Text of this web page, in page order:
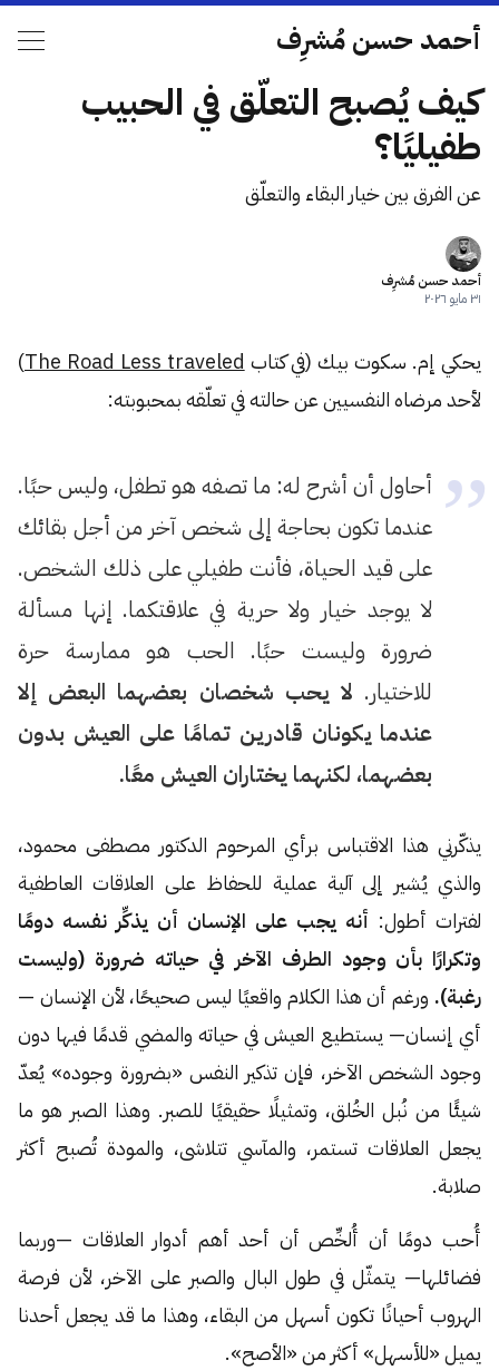
أحمد حسن مُشرِف
كيف يُصبح التعلّق في الحبيب
طفيليًا؟
عن الفرق بين خيار البقاء والتعلّق
أحمد حسن مُشرِف
٣١ مايو ٢٠٢٦
يحكي إم. سكوت بيك (في كتاب The Road Less traveled
)
لأحد مرضاه النفسيين عن حالته في تعلّقه بمحبوبته:
أحاول أن أشرح له: ما تصفه هو تطفل، وليس حبًا.
عندما تكون بحاجة إلى شخص آخر من أجل بقائك
على قيد الحياة، فأنت طفيلي على ذلك الشخص.
لا يوجد خيار ولا حرية في علاقتكما. إنها مسألة
ضرورة وليست حبًا. الحب هو ممارسة حرة
للاختيار. لا يحب شخصان بعضهما البعض إلا
عندما يكونان قادرين تمامًا على العيش بدون
بعضهما، لكنهما يختاران العيش معًا.
يذكّرني هذا الاقتباس برأي المرحوم الدكتور مصطفى محمود،
والذي يُشير إلى آلية عملية للحفاظ على العلاقات العاطفية
لفترات أطول: أنه يجب على الإنسان أن يذكِّر نفسه دومًا
وتكرارًا بأن وجود الطرف الآخر في حياته ضرورة (وليست
رغبة). ورغم أن هذا الكلام واقعيًا ليس صحيحًا، لأن الإنسان —
أي إنسان— يستطيع العيش في حياته والمضي قدمًا فيها دون
وجود الشخص الآخر، فإن تذكير النفس «بضرورة وجوده» يُعدّ
شيئًا من نُبل الخُلق، وتمثيلًا حقيقيًا للصبر. وهذا الصبر هو ما
يجعل العلاقات تستمر، والمآسي تتلاشى، والمودة تُصبح أكثر
صلابة.
أُحب دومًا أن أُلخِّص أن أحد أهم أدوار العلاقات —وربما
فضائلها— يتمثّل في طول البال والصبر على الآخر، لأن فرصة
الهروب أحيانًا تكون أسهل من البقاء، وهذا ما قد يجعل أحدنا
يميل «للأسهل» أكثر من «الأصح».